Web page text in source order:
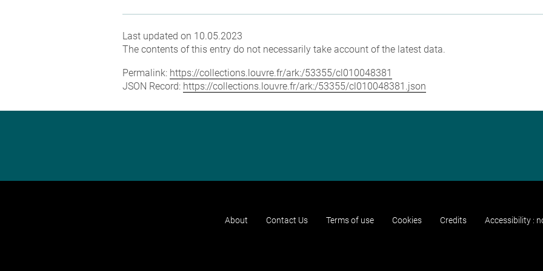
Last updated on 10.05.2023
The contents of this entry do not necessarily take account of the latest data.
Permalink: https://collections.louvre.fr/ark:/53355/cl010048381
JSON Record: https://collections.louvre.fr/ark:/53355/cl010048381.json
About Contact Us Terms of use Cookies Credits Accessibility :